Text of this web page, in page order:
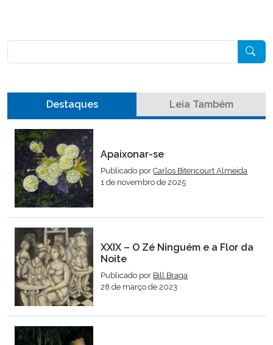
Destaques Leia Também
Apaixonar-se
Publicado porCarlos Bitencourt Almeida
1 de novembro de 2025
XXIX – O Zé Ninguém e a Flor da
Noite
Publicado por Bill Braga
28 de março de 2023